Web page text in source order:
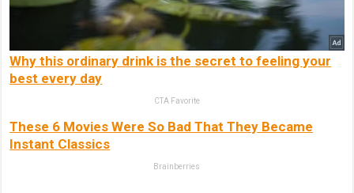
Why this ordinary drink is the secret to feeling your
best every day
CTA Favorite
These 6 Movies Were So Bad That They Became
Instant Classics
Brainberries